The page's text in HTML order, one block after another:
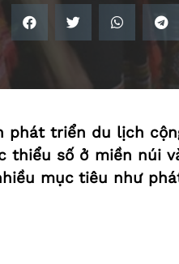
phát triển du lịch
thiểu số ở miền núi
mục tiêu như